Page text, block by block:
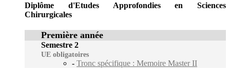
Diplôme d'Etudes Approfondies en Sciences
Chirurgicales
Première année
Semestre 2
UE obligatoires
- Tronc spécifique : Memoire Master II